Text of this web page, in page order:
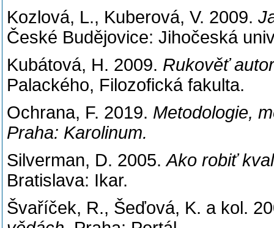
Kozlová, L., Kuberová, V. 2009.
České Budějovice: Jihočeská
Kubátová, H. 2009. Rukověť
Palackého, Filozofická fakulta.
Ochrana, F. 2019. Metodologie,
Praha: Karolinum.
Silverman, D. 2005.Ako robiť
Bratislava: Ikar.
Švaříček, R., Šeďová, K. a kol.